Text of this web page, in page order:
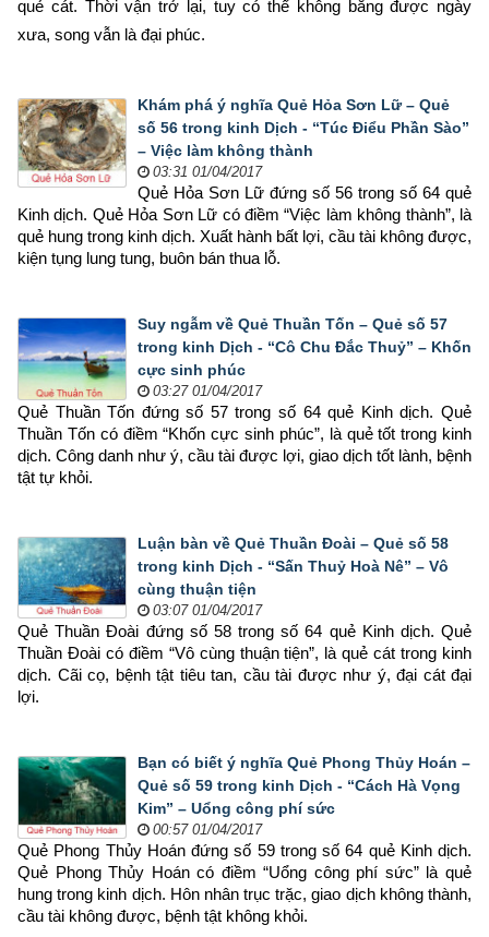
quẻ cát. Thời vận trở lại, tuy có thể không bằng được ngày
xưa, song vẫn là đại phúc.
Khám phá ý nghĩa Quẻ Hỏa Sơn Lữ – Quẻ
số 56 trong kinh Dịch - “Túc Điểu Phần Sào”
– Việc làm không thành
03:31 01/04/2017
Quẻ Hỏa Sơn Lữ đứng số 56 trong số 64 quẻ
Kinh dịch. Quẻ Hỏa Sơn Lữ có điềm “Việc làm không thành”, là
quẻ hung trong kinh dịch. Xuất hành bất lợi, cầu tài không được,
kiện tụng lung tung, buôn bán thua lỗ.
Suy ngẫm về Quẻ Thuần Tốn – Quẻ số 57
trong kinh Dịch - “Cô Chu Đắc Thuỷ” – Khốn
cực sinh phúc
03:27 01/04/2017
Quẻ Thuần Tốn đứng số 57 trong số 64 quẻ Kinh dịch. Quẻ
Thuần Tốn có điềm “Khốn cực sinh phúc”, là quẻ tốt trong kinh
dịch. Công danh như ý, cầu tài được lợi, giao dịch tốt lành, bệnh
tật tự khỏi.
Luận bàn về Quẻ Thuần Đoài – Quẻ số 58
trong kinh Dịch - “Sấn Thuỷ Hoà Nê” – Vô
cùng thuận tiện
03:07 01/04/2017
Quẻ Thuần Đoài đứng số 58 trong số 64 quẻ Kinh dịch. Quẻ
Thuần Đoài có điềm “Vô cùng thuận tiện”, là quẻ cát trong kinh
dịch. Cãi cọ, bệnh tật tiêu tan, cầu tài được như ý, đại cát đại
lợi.
Bạn có biết ý nghĩa Quẻ Phong Thủy Hoán –
Quẻ số 59 trong kinh Dịch - “Cách Hà Vọng
Kim” – Uổng công phí sức
00:57 01/04/2017
Quẻ Phong Thủy Hoán đứng số 59 trong số 64 quẻ Kinh dịch.
Quẻ Phong Thủy Hoán có điềm “Uổng công phí sức” là quẻ
hung trong kinh dịch. Hôn nhân trục trặc, giao dịch không thành,
cầu tài không được, bệnh tật không khỏi.